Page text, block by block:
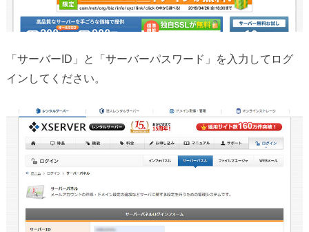
「サーバーID」と「サーバーパスワード」を入力してログ
インしてください。